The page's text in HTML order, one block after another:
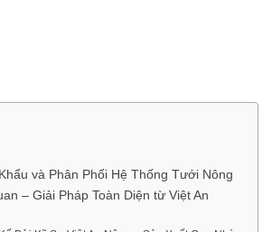
và Phân Phối Hệ Thống Tưới Nông
– Giải Pháp Toàn Diện từ Việt An